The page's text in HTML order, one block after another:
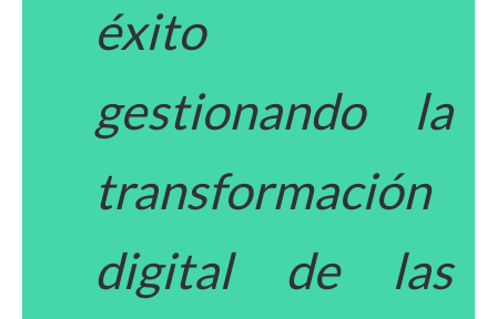
éxito
gestionando la
transformación
digital de las